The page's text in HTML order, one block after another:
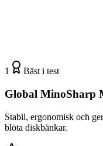
1 Bäst i test
Global MinoSharp
Stabil, ergonomisk och
blöta diskbänkar.